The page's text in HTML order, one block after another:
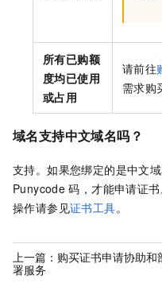
所有已购额
度均已使用
或占用
请前往
需求购
域名支持中文域名吗？
支持。如果您绑定的是中文
Punycode 码，才能申请证
操作请参见证书工具。
上一篇： 购买证书申请协助和
署服务